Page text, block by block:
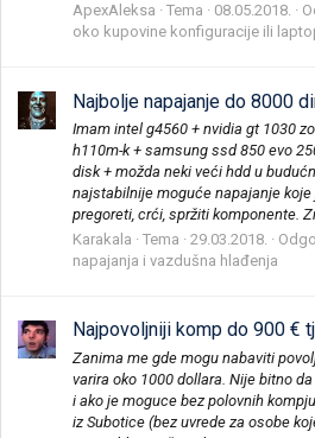
ApexAleksa
Tema 08.05.2018.
oko kupovine konfiguracije ili
Najbolje napajanje do 8000
Imam intel g4560 + nvidia gt 1030
h110m-k + samsung ssd 850 evo
disk + možda neki veći hdd u
najstabilnije moguće napajanje
pregoreti, crći, spržiti komponente.
Karakala
Tema 29.03.2018.
napajanja i vazdušna hlađenja
Najpovoljniji komp do 900 €
Zanima me gde mogu nabaviti
varira oko 1000 dollara. Nije bitno
i ako je moguce bez polovnih
iz Subotice (bez uvrede za osobe